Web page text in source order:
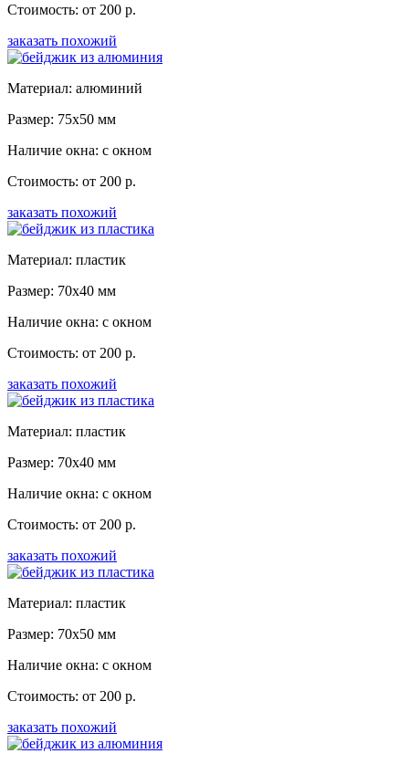
Стоимость: от 200 р.
заказать похожий
Материал: алюминий
Размер: 75x50 мм
Наличие окна: с окном
Стоимость: от 200 р.
заказать похожий
Материал: пластик
Размер: 70x40 мм
Наличие окна: с окном
Стоимость: от 200 р.
заказать похожий
Материал: пластик
Размер: 70x40 мм
Наличие окна: с окном
Стоимость: от 200 р.
заказать похожий
Материал: пластик
Размер: 70x50 мм
Наличие окна: с окном
Стоимость: от 200 р.
заказать похожий